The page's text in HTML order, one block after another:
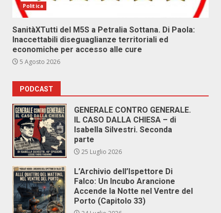
Politica
SanitàXTutti del M5S a Petralia Sottana. Di Paola:
Inaccettabili diseguaglianze territoriali ed
economiche per accesso alle cure
5 Agosto 2026
PODCAST
GENERALE CONTRO GENERALE.
IL CASO DALLA CHIESA – di
Isabella Silvestri. Seconda
parte
25 Luglio 2026
L’Archivio dell’Ispettore Di
Falco: Un Incubo Arancione
Accende la Notte nel Ventre del
Porto (Capitolo 33)